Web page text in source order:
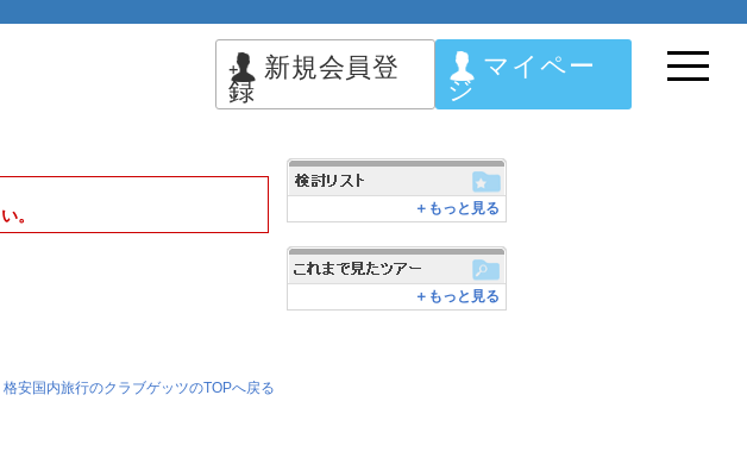
新規会員登
録
マイペー
ジ
。
格安国内旅行のクラブゲッツのTOPへ戻る
＋もっと見る
＋もっと見る